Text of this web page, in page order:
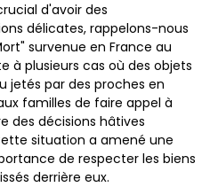
d'avoir des
délicates, rappelons-nous
survenue en France au
à plusieurs cas où des objets
jetés par des proches en
familles de faire appel à
des décisions hâtives
situation a amené une
de respecter les biens
derrière eux.